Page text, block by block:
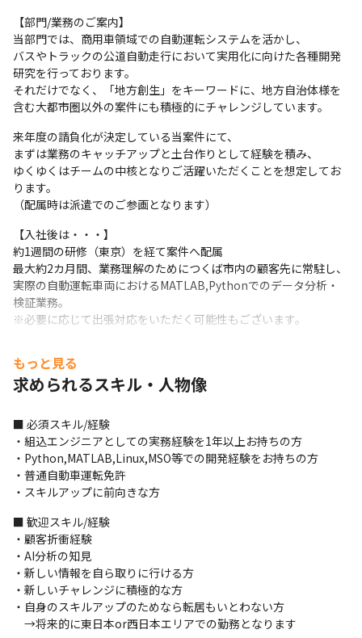
【部門/業務のご案内】
当部門では、商用車領域での自動運転システムを活かし、
バスやトラックの公道自動走行において実用化に向けた各種開発
研究を行っております。
それだけでなく、「地方創生」をキーワードに、地方自治体様を
含む大都市圏以外の案件にも積極的にチャレンジしています。
来年度の請負化が決定している当案件にて、
まずは業務のキャッチアップと土台作りとして経験を積み、
ゆくゆくはチームの中核となりご活躍いただくことを想定してお
ります。
（配属時は派遣でのご参画となります）
【入社後は・・・】
約1週間の研修（東京）を経て案件へ配属
最大約2カ月間、業務理解のためにつくば市内の顧客先に常駐し、
実際の自動運転車両におけるMATLAB,Pythonでのデータ分析・
検証業務。
※必要に応じて出張対応をいただく可能性もございます。
OJTや社内研修等、サポート体制が充実しています！
案件にはチームで参画しており、必ず弊社メンバーが身近にいる
【豊富な案件で多様なキャリアを選択できる】
「この技術を極めたい」「常に新しい知識を吸収し続けたい」
「幅広い業界の現場を体験してみたい」エンジニアとしてスキル
を極めるにあたって、人それぞれ想いがあるはず。当社では、
4,000社以上の大手クライアントとのお付き合いから、豊富な案件
であなたの希望を叶えるお手伝いが可能です（2024年8月時
点）。
【エンジニア出身者へ直接相談可能】
叶えたいエンジニア像を着実に目指せる環境です。課長をはじめ
とした管理者もエンジニア出身なので、エンジニアとして経験豊
富なスタッフからフォロー・サポートを受けながらご活躍いただ
けます。
もっと見る
求められるスキル・人物像
■ 必須スキル/経験
・組込エンジニアとしての実務経験を1年以上お持ちの方
・Python,MATLAB,Linux,MSO等での開発経験をお持ちの方
・普通自動車運転免許
・スキルアップに前向きな方
■ 歓迎スキル/経験
・顧客折衝経験
・AI分析の知見
・新しい情報を自ら取りに行ける方
・新しいチャレンジに積極的な方
・自身のスキルアップのためなら転居もいとわない方
→将来的に東日本or西日本エリアでの勤務となります